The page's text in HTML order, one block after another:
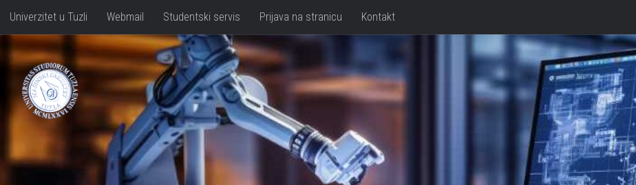
Skip to content
Univerzitet u Tuzli Webmail Studentski servis Prijava na stranicu Kontakt